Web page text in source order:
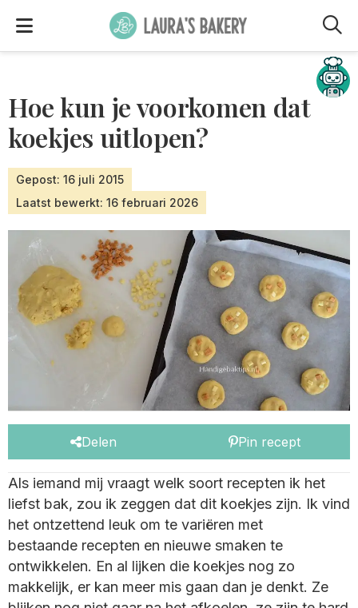
Hoe kun je voorkomen dat
koekjes uitlopen?
Gepost: 16 juli 2015
Laatst bewerkt: 16 februari 2026
Delen Pin recept
Als iemand mij vraagt welk soort recepten ik het
liefst bak, zou ik zeggen dat dit koekjes zijn. Ik vind
het ontzettend leuk om te variëren met
bestaande recepten en nieuwe smaken te
ontwikkelen. En al lijken die koekjes nog zo
makkelijk, er kan meer mis gaan dan je denkt. Ze